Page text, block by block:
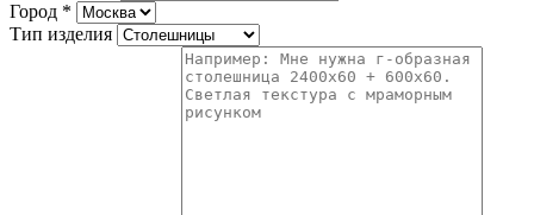
Город *
Тип изделия